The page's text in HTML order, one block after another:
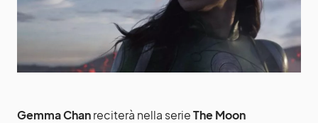
Gemma Chanreciterà nella serieThe Moon